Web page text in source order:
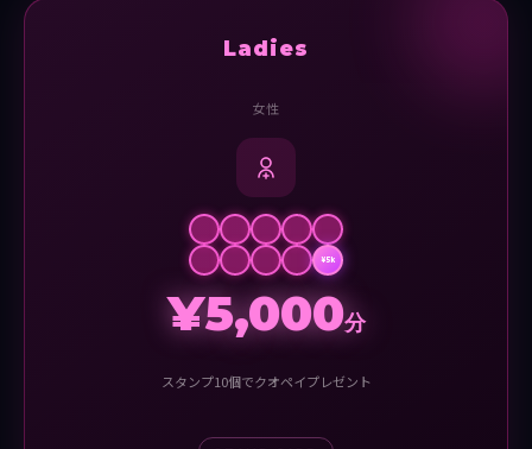
Ladies
女性
¥5k
¥5,000分
スタンプ10個でクオペイプレゼント